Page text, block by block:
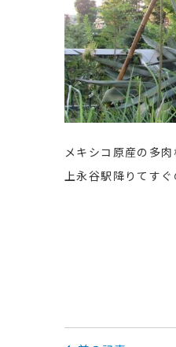
メキシコ原産の多
上永谷駅降りてす